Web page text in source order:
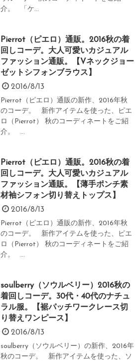
介。 「ケ...
Pierrot（ピエロ）通販。2016秋の着
回しコーデ。大人可愛いカジュアル
ファッション通販。【Vネックジョー
ゼットシフォンブラウス】
2016/8/13
Pierrot（ピエロ）通販の新作、2016年秋
のコーデ。 新作アイテムを使った、ピエ
ロ（Pierrot） 秋のコーディネートをご紹
介。 ...
Pierrot（ピエロ）通販。2016秋の着
回しコーデ。大人可愛いカジュアル
ファッション通販。【薄手ポンチ素
材袖シフォン切り替えトップス】
2016/8/13
Pierrot（ピエロ）通販の新作、2016年秋
のコーデ。 新作アイテムを使った、ピエ
ロ（Pierrot） 秋のコーディネートをご紹
介。 ...
soulberry（ソウルベリー）2016秋の
着回しコーデ。30代・40代のナチュ
ラル服。【裾パッチワークレース切
り替えワンピース】
2016/8/13
soulberry（ソウルベリー）の新作、2016年
秋のコーデ。 新作アイテムを使った、ソ